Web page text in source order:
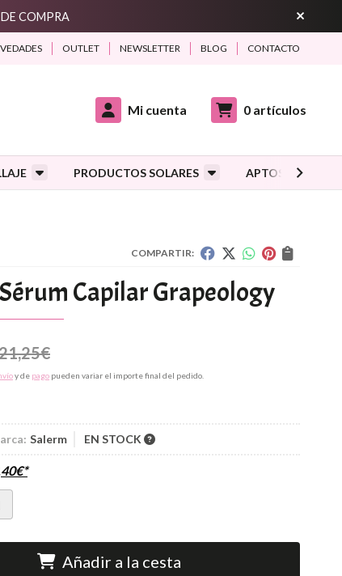
COMPRA
OUTLET NEWSLETTER BLOG CONTACTO
Mi cuenta 0 artículos
PRODUCTOS SOLARES APTOS
COMPARTIR:
Capilar Grapeology
€
y de pago pueden variar el importe final del pedido.
Salerm EN STOCK
€*
Añadir a la cesta